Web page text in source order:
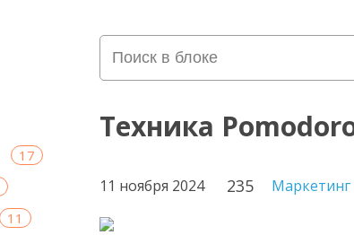
17
11
Техника
11 ноября 2024 235 Маркетинг